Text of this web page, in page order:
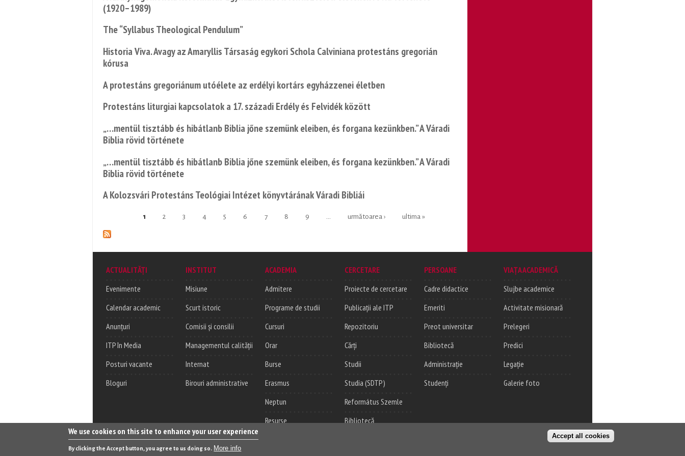
(1920–1989)
The “Syllabus Theological Pendulum”
Historia Viva. Avagy az Amaryllis Társaság egykori Schola Calviniana protestáns gregorián
kórusa
A protestáns gregoriánum utóélete az erdélyi kortárs egyházzenei életben
Protestáns liturgiai kapcsolatok a 17. századi Erdély és Felvidék között
„…mentül tisztább és hibátlanb Biblia jőne szemünk eleiben, és forgana kezünkben.” A Váradi
Biblia rövid története
„…mentül tisztább és hibátlanb Biblia jőne szemünk eleiben, és forgana kezünkben.” A Váradi
Biblia rövid története
A Kolozsvári Protestáns Teológiai Intézet könyvtárának Váradi Bibliái
1 2 3 4 5 6 7 8 9 următoarea › ultima »
ACTUALITĂȚI
Evenimente
Calendar academic
Anunțuri
ITP în Media
Posturi vacante
Bloguri
INSTITUT
Misiune
Scurt istoric
Comisii și consilii
Managementul calității
Internat
Birouri administrative
ACADEMIA
Admitere
Programe de studii
Cursuri
Orar
Burse
Erasmus
Neptun
Resurse
CERCETARE
Proiecte de cercetare
Publicații ale ITP
Repozitoriu
Cărți
Studii
Studia (SDTP)
Református Szemle
Bibliotecă
PERSOANE
Cadre didactice
Emeriti
Preot universitar
Bibliotecă
Administrație
Studenți
VIAȚA ACADEMICĂ
Slujbe academice
Activitate misionară
Prelegeri
Predici
Legație
Galerie foto
We use cookies on this site to enhance your user experience
By clicking the Accept button, you agree to us doing so. More info
Accept all cookies